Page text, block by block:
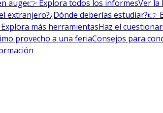
auge👉 Explora todos los informesVer la
extranjero?¿Dónde deberías estudiar?👉
más herramientasHaz el
provecho a una feriaConsejos para